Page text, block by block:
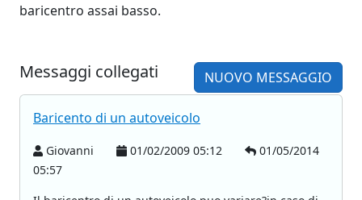
baricentro assai basso.
Messaggi collegati NUOVO MESSAGGIO
Baricento di un autoveicolo
Giovanni 01/02/2009 05:12
01/05/2014
05:57